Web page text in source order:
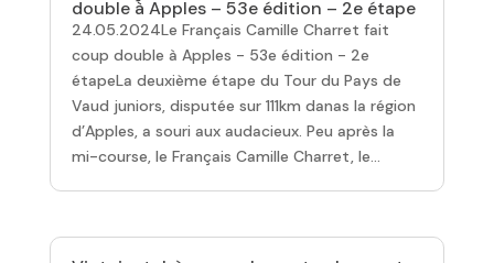
double à Apples – 53e édition – 2e étape
24.05.2024Le Français Camille Charret fait
coup double à Apples - 53e édition - 2e
étapeLa deuxième étape du Tour du Pays de
Vaud juniors, disputée sur 111km danas la région
d’Apples, a souri aux audacieux. Peu après la
mi-course, le Français Camille Charret, le...